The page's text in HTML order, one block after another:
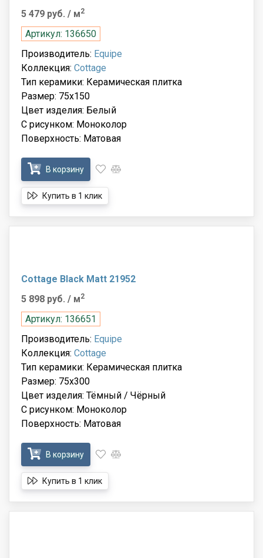
5 479 руб. / м2
Артикул: 136650
Производитель: Equipe
Коллекция: Cottage
Тип керамики: Керамическая плитка
Размер: 75x150
Цвет изделия: Белый
С рисунком: Моноколор
Поверхность: Матовая
В корзину
Купить в 1 клик
Cottage Black Matt 21952
5 898 руб. / м2
Артикул: 136651
Производитель: Equipe
Коллекция: Cottage
Тип керамики: Керамическая плитка
Размер: 75x300
Цвет изделия: Тёмный / Чёрный
С рисунком: Моноколор
Поверхность: Матовая
В корзину
Купить в 1 клик